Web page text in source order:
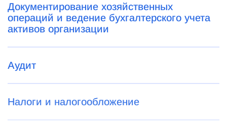
Документирование хозяйственных
операций и ведение бухгалтерского учета
активов организации
Аудит
Налоги и налогообложение